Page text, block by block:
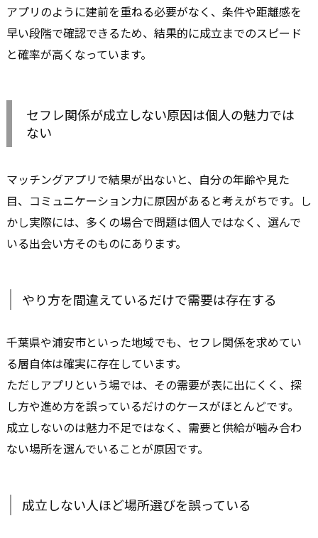
アプリのように建前を重ねる必要がなく、条件や距離感を
早い段階で確認できるため、結果的に成立までのスピード
と確率が高くなっています。
セフレ関係が成立しない原因は個人の魅力では
ない
マッチングアプリで結果が出ないと、自分の年齢や見た
目、コミュニケーション力に原因があると考えがちです。し
かし実際には、多くの場合で問題は個人ではなく、選んで
いる出会い方そのものにあります。
やり方を間違えているだけで需要は存在する
千葉県や浦安市といった地域でも、セフレ関係を求めてい
る層自体は確実に存在しています。
ただしアプリという場では、その需要が表に出にくく、探
し方や進め方を誤っているだけのケースがほとんどです。
成立しないのは魅力不足ではなく、需要と供給が噛み合わ
ない場所を選んでいることが原因です。
成立しない人ほど場所選びを誤っている